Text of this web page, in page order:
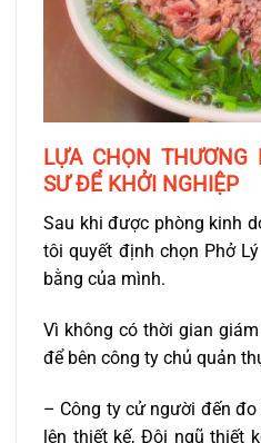
LỰA CHỌN THƯƠNG
SƯ ĐỂ KHỞI NGHIỆP
Sau khi được phòng kinh
tôi quyết định chọn Phở
bằng của mình.
Vì không có thời gian
để bên công ty chủ quản
– Công ty cử người đến
lên thiết kế, Đội ngũ thiết